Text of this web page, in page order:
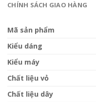
CHÍNH SÁCH GIAO HÀNG
Mã sản phẩm
Kiểu dáng
Kiểu máy
Chất liệu vỏ
Chất liệu dây